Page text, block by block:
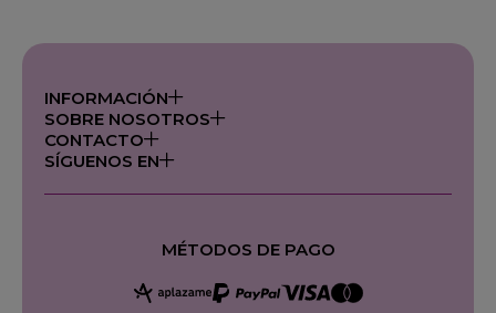
INFORMACIÓN
SOBRE NOSOTROS
CONTACTO
SÍGUENOS EN
MÉTODOS DE PAGO